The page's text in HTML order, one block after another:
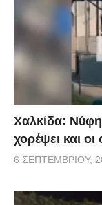
Χαλκίδα:
χορέψει και οι
6 ΣΕΠΤΕΜΒΡΊΟΥ,